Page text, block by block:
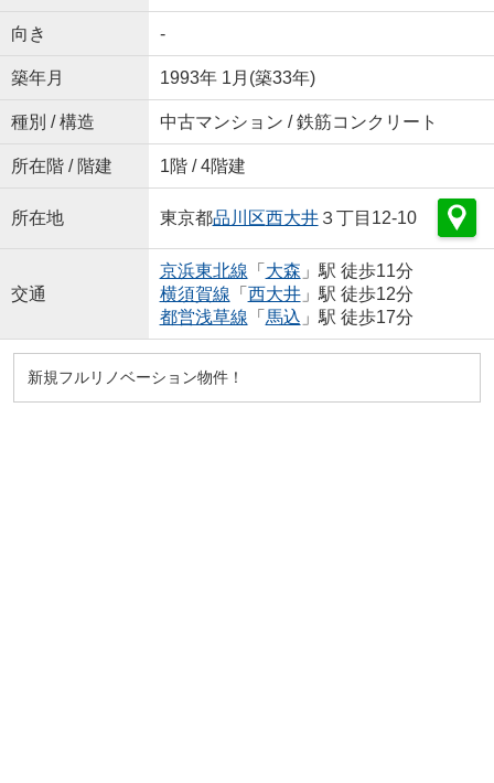
向き -
築年月 1993年 1月(築33年)
種別 / 構造 中古マンション / 鉄筋コンクリート
所在階 / 階建 1階 / 4階建
所在地 東京都品川区西大井３丁目12-10
交通
京浜東北線 「 大森 」駅 徒歩11分
横須賀線 「 西大井」駅 徒歩12分
都営浅草線 「 馬込 」駅 徒歩17分
新規フルリノベーション物件！